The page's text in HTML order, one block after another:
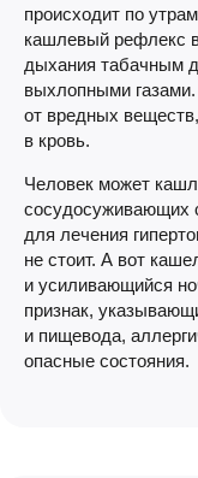
происходит по
кашлевый рефлекс
дыхания табачным
выхлопными газами.
от вредных
в кровь.
Человек может
сосудосуживающих
для лечения
не стоит. А вот
и усиливающийся
признак,
и пищевода,
опасные состояния.